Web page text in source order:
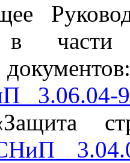
в части
3.06.04-